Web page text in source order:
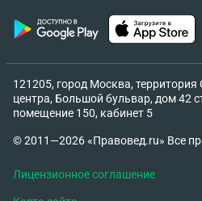
121205, город Москва,
центра, Большой бульвар, дом 42
помещение 150, кабинет 5
© 2011—2026 «Правовед.ru» Все
Лицензионное соглашение